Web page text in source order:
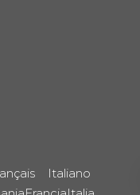
Italiano